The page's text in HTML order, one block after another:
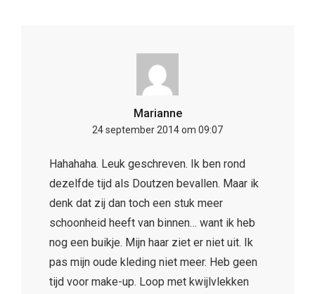
Marianne
24 september 2014 om 09:07
Hahahaha. Leuk geschreven. Ik ben rond
dezelfde tijd als Doutzen bevallen. Maar ik
denk dat zij dan toch een stuk meer
schoonheid heeft van binnen… want ik heb
nog een buikje. Mijn haar ziet er niet uit. Ik
pas mijn oude kleding niet meer. Heb geen
tijd voor make-up. Loop met kwijlvlekken